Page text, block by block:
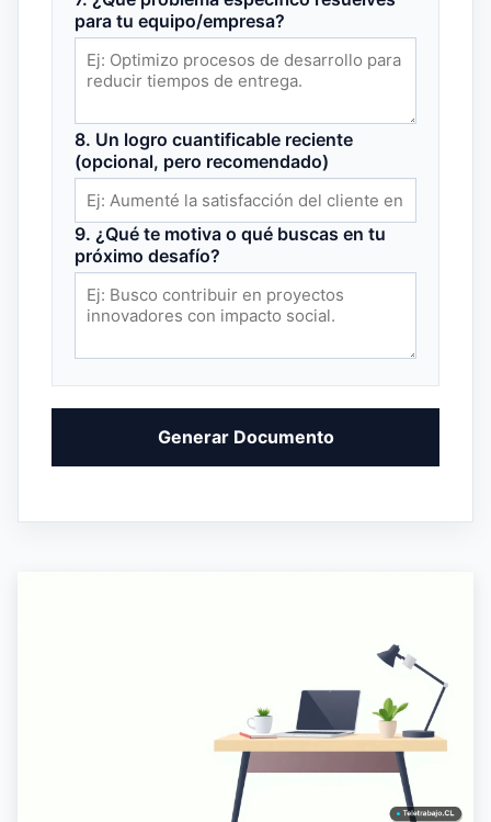
para tu equipo/empresa?
8. Un logro cuantificable reciente
(opcional, pero recomendado)
9. ¿Qué te motiva o qué buscas en tu
próximo desafío?
Generar Documento